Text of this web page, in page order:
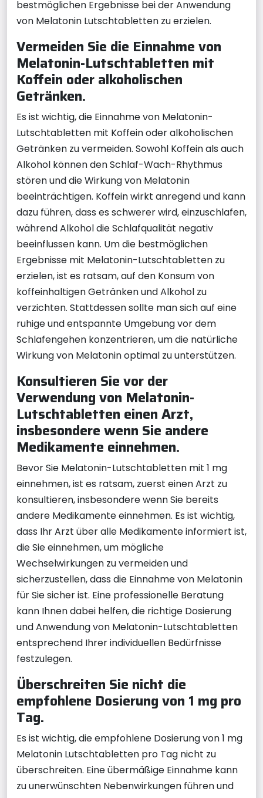
bestmöglichen Ergebnisse bei der Anwendung
von Melatonin Lutschtabletten zu erzielen.
Vermeiden Sie die Einnahme von
Melatonin-Lutschtabletten mit
Koffein oder alkoholischen
Getränken.
Es ist wichtig, die Einnahme von Melatonin-
Lutschtabletten mit Koffein oder alkoholischen
Getränken zu vermeiden. Sowohl Koffein als auch
Alkohol können den Schlaf-Wach-Rhythmus
stören und die Wirkung von Melatonin
beeinträchtigen. Koffein wirkt anregend und kann
dazu führen, dass es schwerer wird, einzuschlafen,
während Alkohol die Schlafqualität negativ
beeinflussen kann. Um die bestmöglichen
Ergebnisse mit Melatonin-Lutschtabletten zu
erzielen, ist es ratsam, auf den Konsum von
koffeinhaltigen Getränken und Alkohol zu
verzichten. Stattdessen sollte man sich auf eine
ruhige und entspannte Umgebung vor dem
Schlafengehen konzentrieren, um die natürliche
Wirkung von Melatonin optimal zu unterstützen.
Konsultieren Sie vor der
Verwendung von Melatonin-
Lutschtabletten einen Arzt,
insbesondere wenn Sie andere
Medikamente einnehmen.
Bevor Sie Melatonin-Lutschtabletten mit 1 mg
einnehmen, ist es ratsam, zuerst einen Arzt zu
konsultieren, insbesondere wenn Sie bereits
andere Medikamente einnehmen. Es ist wichtig,
dass Ihr Arzt über alle Medikamente informiert ist,
die Sie einnehmen, um mögliche
Wechselwirkungen zu vermeiden und
sicherzustellen, dass die Einnahme von Melatonin
für Sie sicher ist. Eine professionelle Beratung
kann Ihnen dabei helfen, die richtige Dosierung
und Anwendung von Melatonin-Lutschtabletten
entsprechend Ihrer individuellen Bedürfnisse
festzulegen.
Überschreiten Sie nicht die
empfohlene Dosierung von 1 mg pro
Tag.
Es ist wichtig, die empfohlene Dosierung von 1 mg
Melatonin Lutschtabletten pro Tag nicht zu
überschreiten. Eine übermäßige Einnahme kann
zu unerwünschten Nebenwirkungen führen und